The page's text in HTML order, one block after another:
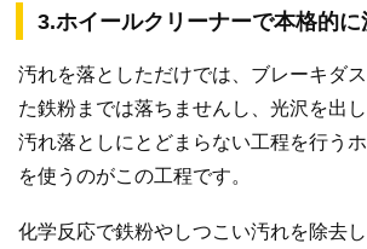
3.ホイールクリーナーで本格的に
汚れを落としただけでは、ブレーキダ
た鉄粉までは落ちませんし、光沢を出
汚れ落としにとどまらない工程を行う
を使うのがこの工程です。
化学反応で鉄粉やしつこい汚れを除去